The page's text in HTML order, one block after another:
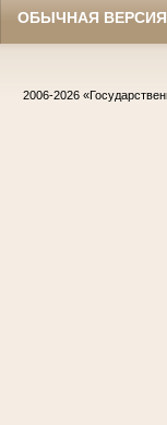
ОБЫЧНАЯ
2006-2026